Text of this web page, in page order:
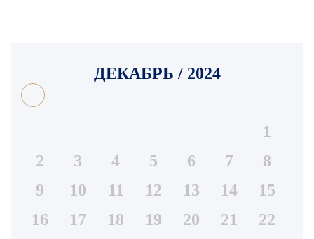
ДЕКАБРЬ / 2024
1
2
3 4 5 6 7
8
9
10 11 12 13 14
15
16
17 18 19 20 21
22